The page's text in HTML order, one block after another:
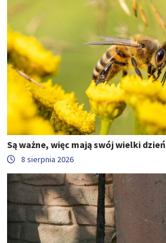
Są ważne, więc mają swój wielki dzień
8 sierpnia 2026